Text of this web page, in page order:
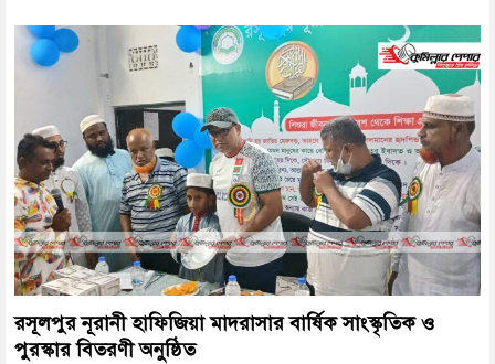
রসূলপুর নূরানী হাফিজিয়া মাদরাসার বার্ষিক সাংস্কৃতিক ও
পুরস্কার বিতরণী অনুষ্ঠিত